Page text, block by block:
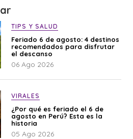
TIPS Y SALUD
Feriado 6 de agosto: 4 destinos
recomendados para disfrutar
el descanso
06 Ago 2026
VIRALES
¿Por qué es feriado el 6 de
agosto en Perú? Esta es la
historia
05 Ago 2026